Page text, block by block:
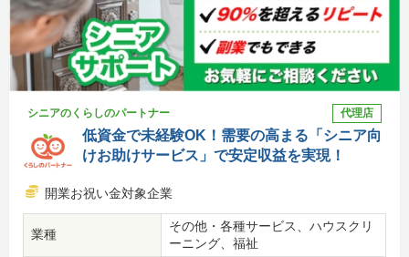
シニアのくらしのパートナー 代理店
低資金で未経験OK！需要の高まる「シニア向
けお助けサービス」で安定収益を実現！
開業お祝い金対象企業
業種
その他・各種サービス、ハウスクリ
ーニング、福祉